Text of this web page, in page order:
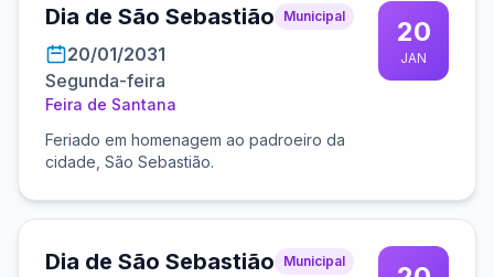
Dia de São Sebastião Municipal
20/01/2031
Segunda-feira
Feira de Santana
Feriado em homenagem ao padroeiro da
cidade, São Sebastião.
20
JAN
Dia de São Sebastião Municipal